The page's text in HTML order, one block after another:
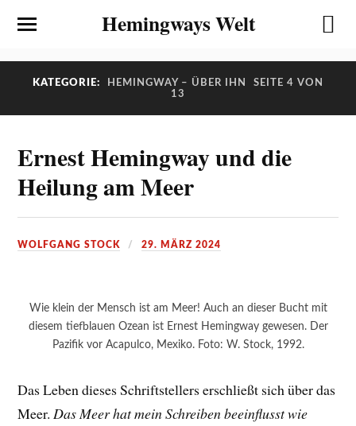
Hemingways Welt
KATEGORIE: HEMINGWAY – ÜBER IHN
SEITE 4 VON
13
Ernest Hemingway und die
Heilung am Meer
WOLFGANG STOCK 29. MÄRZ 2024
Wie klein der Mensch ist am Meer! Auch an dieser Bucht mit
diesem tiefblauen Ozean ist Ernest Hemingway gewesen. Der
Pazifik vor Acapulco, Mexiko. Foto: W. Stock, 1992.
Das Leben dieses Schriftstellers erschließt sich über das
Meer.Das Meer hat mein Schreiben beeinflusst wie